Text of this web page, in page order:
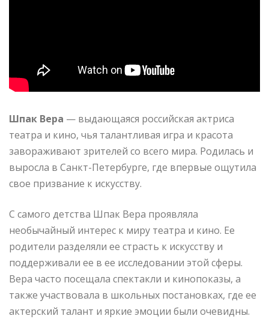
Шпак Вера — выдающаяся российская актриса
театра и кино, чья талантливая игра и красота
завораживают зрителей со всего мира. Родилась и
выросла в Санкт-Петербурге, где впервые ощутила
свое призвание к искусству.
С самого детства Шпак Вера проявляла
необычайный интерес к миру театра и кино. Ее
родители разделяли ее страсть к искусству и
поддерживали ее в ее исследовании этой сферы.
Вера часто посещала спектакли и кинопоказы, а
также участвовала в школьных постановках, где ее
актерский талант и яркие эмоции были очевидны.